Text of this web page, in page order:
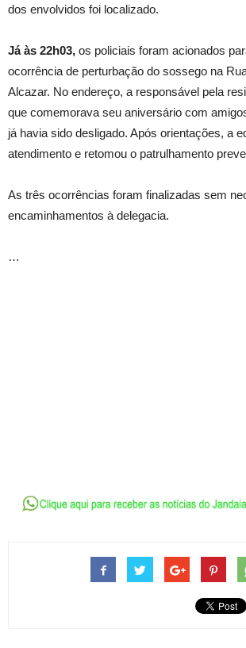
dos envolvidos foi localizado.
Já às 22h03, os policiais foram acionados
ocorrência de perturbação do sossego na
Alcazar. No endereço, a responsável pela
que comemorava seu aniversário com
já havia sido desligado. Após orientações, a
atendimento e retomou o patrulhamento
As três ocorrências foram finalizadas sem
encaminhamentos à delegacia.
…